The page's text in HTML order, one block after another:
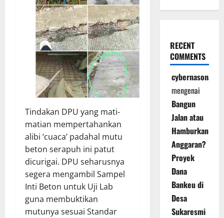
Tindakan DPU yang mati-
matian mempertahankan
alibi ‘cuaca’ padahal mutu
beton serapuh ini patut
dicurigai. DPU seharusnya
segera mengambil Sampel
Inti Beton untuk Uji Lab
guna membuktikan
mutunya sesuai Standar
RECENT
COMMENTS
cybernasonal
mengenai
Bangun
Jalan atau
Hamburkan
Anggaran?
Proyek
Dana
Bankeu di
Desa
Sukaresmi